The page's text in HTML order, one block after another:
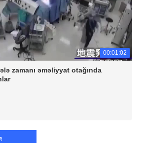
00:01:02
zamanı əməliyyat otağında